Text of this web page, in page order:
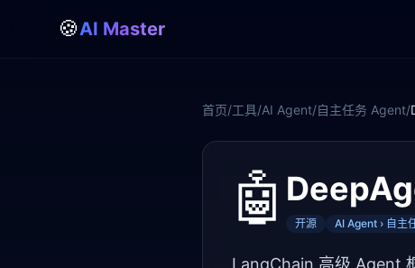
🍪AI Master
首页/工具/AI Agent/自主任务 Agent/
🤖 开源 AI Agent › 自主
LangChain 高级 Agent